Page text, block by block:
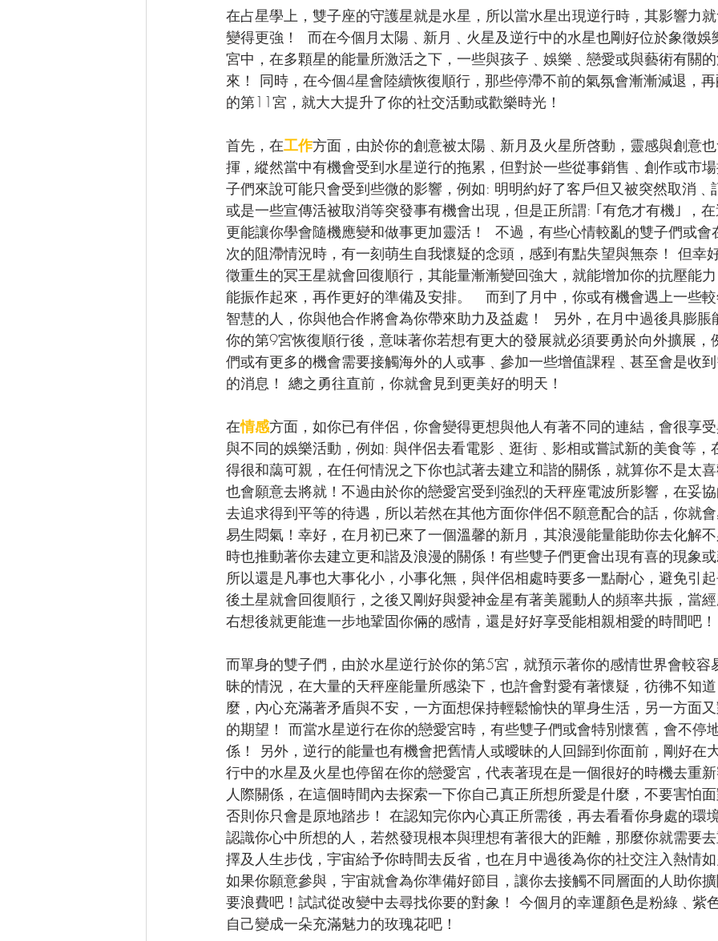
在占星學上，雙子座的守護星就是水星，所以當水星出現逆行時，其影響力
變得更強！  而在今個月太陽﹑新月﹑火星及逆行中的水星也剛好位於象徵娛
宮中，在多顆星的能量所激活之下，一些與孩子﹑娛樂﹑戀愛或與藝術有關
來！ 同時，在今個4星會陸續恢復順行，那些停滯不前的氣氛會漸漸減退，
的第11宮，就大大提升了你的社交活動或歡樂時光！
首先，在工作方面，由於你的創意被太陽﹑新月及火星所啓動，靈感與創意
揮，縱然當中有機會受到水星逆行的拖累，但對於一些從事銷售﹑創作或市
子們來說可能只會受到些微的影響，例如: 明明約好了客戶但又被突然取消﹑
或是一些宣傳活被取消等突發事有機會出現，但是正所謂: ｢有危才有機｣ ，
更能讓你學會隨機應變和做事更加靈活！  不過，有些心情較亂的雙子們或會
次的阻滯情況時，有一刻萌生自我懷疑的念頭，感到有點失望與無奈！ 但幸
徵重生的冥王星就會回復順行，其能量漸漸變回強大，就能增加你的抗壓能
能振作起來，再作更好的準備及安排。
而到了月中，你或有機會遇上一些
智慧的人，你與他合作將會為你帶來助力及益處！  另外，在月中過後具膨脹
你的第9宮恢復順行後，意味著你若想有更大的發展就必須要勇於向外擴展，
們或有更多的機會需要接觸海外的人或事﹑參加一些增值課程﹑甚至會是收
的消息！ 總之勇往直前，你就會見到更美好的明天！
在情感方面，如你已有伴侶，你會變得更想與他人有著不同的連結，會很享
與不同的娛樂活動，例如: 與伴侶去看電影﹑逛街﹑影相或嘗試新的美食等，
得很和藹可親，在任何情況之下你也試著去建立和諧的關係，就算你不是太
也會願意去將就！不過由於你的戀愛宮受到強烈的天秤座電波所影響，在妥
去追求得到平等的待遇，所以若然在其他方面你伴侶不願意配合的話，你就
易生悶氣！幸好，在月初已來了一個溫馨的新月，其浪漫能量能助你去化解
時也推動著你去建立更和諧及浪漫的關係！有些雙子們更會出現有喜的現象或
所以還是凡事也大事化小，小事化無，與伴侶相處時要多一點耐心，避免引
後土星就會回復順行，之後又剛好與愛神金星有著美麗動人的頻率共振，當
右想後就更能進一步地鞏固你倆的感情，還是好好享受能相親相愛的時間吧！
而單身的雙子們，由於水星逆行於你的第5宮，就預示著你的感情世界會較容
昧的情況，在大量的天秤座能量所感染下， 也許會對愛有著懷疑，彷彿不知
麼，內心充滿著矛盾與不安，一方面想保持輕鬆愉快的單身生活，另一方面
的期望！ 而當水星逆行在你的戀愛宮時，有些雙子們或會特別懷舊，會不停
係！ 另外，逆行的能量也有機會把舊情人或曖昧的人回歸到你面前， 剛好在
行中的水星及火星也停留在你的戀愛宮，代表著現在是一個很好的時機去重
人際關係，在這個時間內去探索一下你自己真正所想所愛是什麼，不要害怕面
否則你只會是原地踏步 ！ 在認知完你內心真正所需後，再去看看你身處的環
認識你心中所想的人，若然發現根本與理想有著很大的距離，那麼你就需要
擇及人生步伐， 宇宙給予你時間去反省，也在月中過後為你的社交注入熱情如
如果你願意參與，宇宙就會為你準備好節目，讓你去接觸不同層面的人助你
要浪費吧！ 試試從改變中去尋找你要的對象！ 今個月的幸運顏色是粉綠﹑紫
自己變成一朵充滿魅力的玫瑰花吧！